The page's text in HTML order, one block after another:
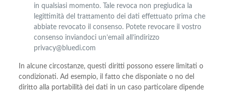
in qualsiasi momento. Tale revoca non pregiudica la
legittimità del trattamento dei dati effettuato prima che
abbiate revocato il consenso. Potete revocare il vostro
consenso inviandoci un’email all’indirizzo
privacy@bluedi.com
In alcune circostanze, questi diritti possono essere limitati o
condizionati. Ad esempio, il fatto che disponiate o no del
diritto alla portabilità dei dati in un caso particolare dipende